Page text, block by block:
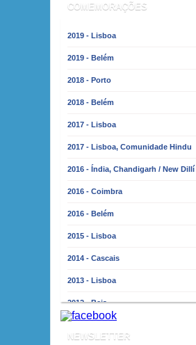
COMEMORAÇÕES
2019 - Lisboa
2019 - Belém
2018 - Porto
2018 - Belém
2017 - Lisboa
2017 - Lisboa, Comunidade Hindu
2016 - Índia, Chandigarh / New Dillí
2016 - Coimbra
2016 - Belém
2015 - Lisboa
2014 - Cascais
2013 - Lisboa
2012 - Beja
NEWSLETTER